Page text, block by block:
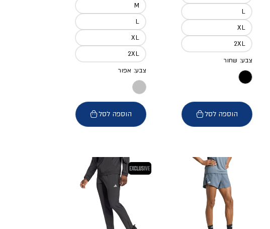
L
XL
2XL
צבע: שחור
הוספה לסל
M
L
XL
2XL
צבע: אפור
הוספה לסל
בלעדי